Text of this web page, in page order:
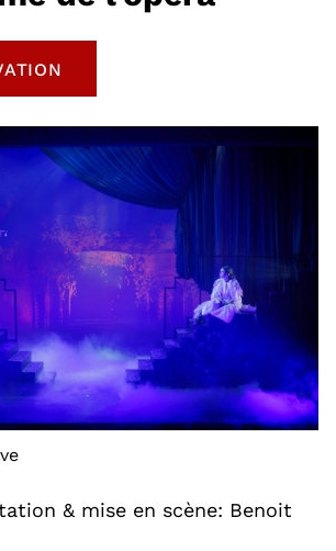
UNE NOUVELLE FENÊTRE
& mise en scène: Benoit